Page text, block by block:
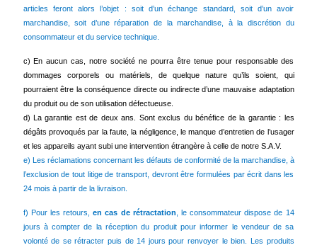
articles feront alors l’objet : soit d’un échange standard, soit d’un avoir
marchandise, soit d’une réparation de la marchandise, à la discrétion du
consommateur et du service technique.
c) En aucun cas, notre société ne pourra être tenue pour responsable des
dommages corporels ou matériels, de quelque nature qu’ils soient, qui
pourraient être la conséquence directe ou indirecte d’une mauvaise adaptation
du produit ou de son utilisation défectueuse.
d) La garantie est de deux ans. Sont exclus du bénéfice de la garantie : les
dégâts provoqués par la faute, la négligence, le manque d’entretien de l’usager
et les appareils ayant subi une intervention étrangère à celle de notre S.A.V.
e) Les réclamations concernant les défauts de conformité de la marchandise, à
l’exclusion de tout litige de transport, devront être formulées par écrit dans les
24 mois à partir de la livraison.
f) Pour les retours,en cas de rétractation , le consommateur dispose de 14
jours à compter de la réception du produit pour informer le vendeur de sa
volonté de se rétracter puis de 14 jours pour renvoyer le bien. Les produits